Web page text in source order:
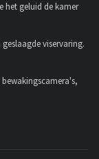
het geluid de kamer
viservaring.